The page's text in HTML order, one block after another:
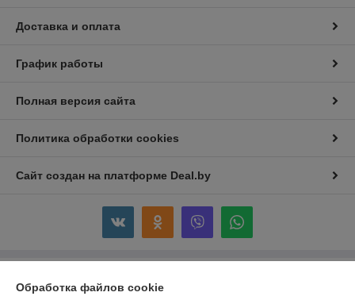
Доставка и оплата
График работы
Полная версия сайта
Политика обработки cookies
Сайт создан на платформе Deal.by
Информация для покупателя
Обработка файлов cookie